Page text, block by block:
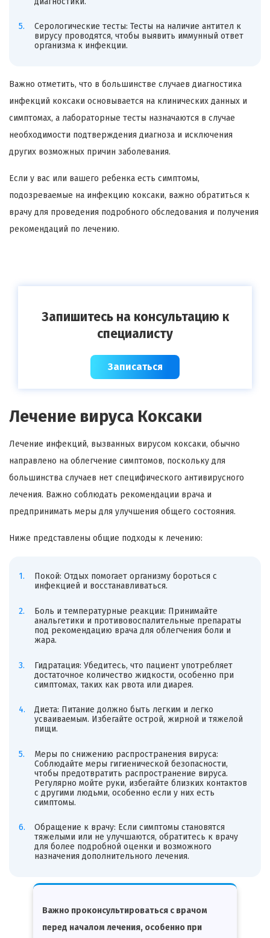
Серологические тесты: Тесты на наличие антител к
вирусу проводятся, чтобы выявить иммунный ответ
организма к инфекции.
Важно отметить, что в большинстве случаев диагностика
инфекций коксаки основывается на клинических данных и
симптомах, а лабораторные тесты назначаются в случае
необходимости подтверждения диагноза и исключения
других возможных причин заболевания.
Если у вас или вашего ребенка есть симптомы,
подозреваемые на инфекцию коксаки, важно обратиться к
врачу для проведения подробного обследования и получения
рекомендаций по лечению.
Запишитесь на консультацию к
специалисту
Записаться
Лечение вируса Коксаки
Лечение инфекций, вызванных вирусом коксаки, обычно
направлено на облегчение симптомов, поскольку для
большинства случаев нет специфического антивирусного
лечения. Важно соблюдать рекомендации врача и
предпринимать меры для улучшения общего состояния.
Ниже представлены общие подходы к лечению:
Покой: Отдых помогает организму бороться с
инфекцией и восстанавливаться.
Боль и температурные реакции: Принимайте
анальгетики и противовоспалительные препараты
под рекомендацию врача для облегчения боли и
жара.
Гидратация: Убедитесь, что пациент употребляет
достаточное количество жидкости, особенно при
симптомах, таких как рвота или диарея.
Диета: Питание должно быть легким и легко
усваиваемым. Избегайте острой, жирной и тяжелой
пищи.
Меры по снижению распространения вируса:
Соблюдайте меры гигиенической безопасности,
чтобы предотвратить распространение вируса.
Регулярно мойте руки, избегайте близких контактов
с другими людьми, особенно если у них есть
симптомы.
Обращение к врачу: Если симптомы становятся
тяжелыми или не улучшаются, обратитесь к врачу
для более подробной оценки и возможного
назначения дополнительного лечения.
Важно проконсультироваться с врачом
перед началом лечения, особенно при